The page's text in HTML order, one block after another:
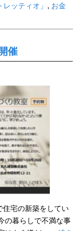
ッティオ」 , お金
催
宅の新築をしてい
の暮らしで不満な事